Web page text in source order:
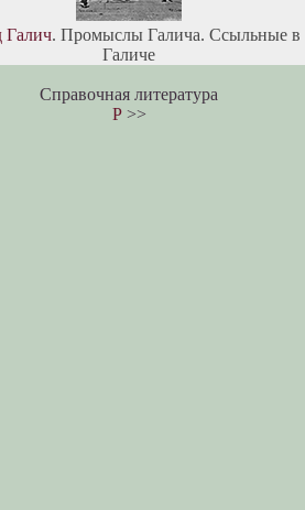
Галич. Промыслы Галича. Ссыльные в
Галиче
Справочная литература
Р>>